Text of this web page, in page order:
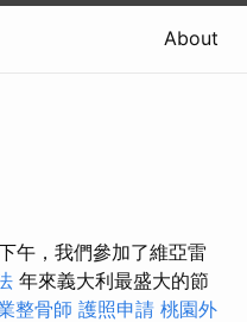
About
午，我們參加了維亞雷
年來義大利最盛大的節
整骨師 護照申請 桃園外